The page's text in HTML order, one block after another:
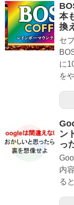
本
換
セ
に
を
ン
っ
内
る